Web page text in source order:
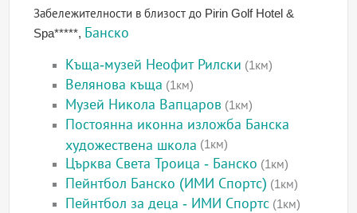
Забележителности в близост до Pirin Golf Hotel &
Spa*****, Банско
Къща-музей Неофит Рилски (1км)
Велянова къща (1км)
Музей Никола Вапцаров (1км)
Постоянна иконна изложба Банска
художествена школа (1км)
Църква Света Троица - Банско (1км)
Пейнтбол Банско (ИМИ Спортс) (1км)
Пейнтбол за деца - ИМИ Спортс (1км)